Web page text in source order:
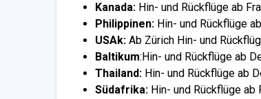
Kanada: Hin- und Rückflüge ab
Philippinen: Hin- und Rückflüge
USAk:Ab Zürich Hin- und
Baltikum:Hin- und Rückflüge ab
Thailand: Hin- und Rückflüge ab
Südafrika: Hin- und Rückflüge